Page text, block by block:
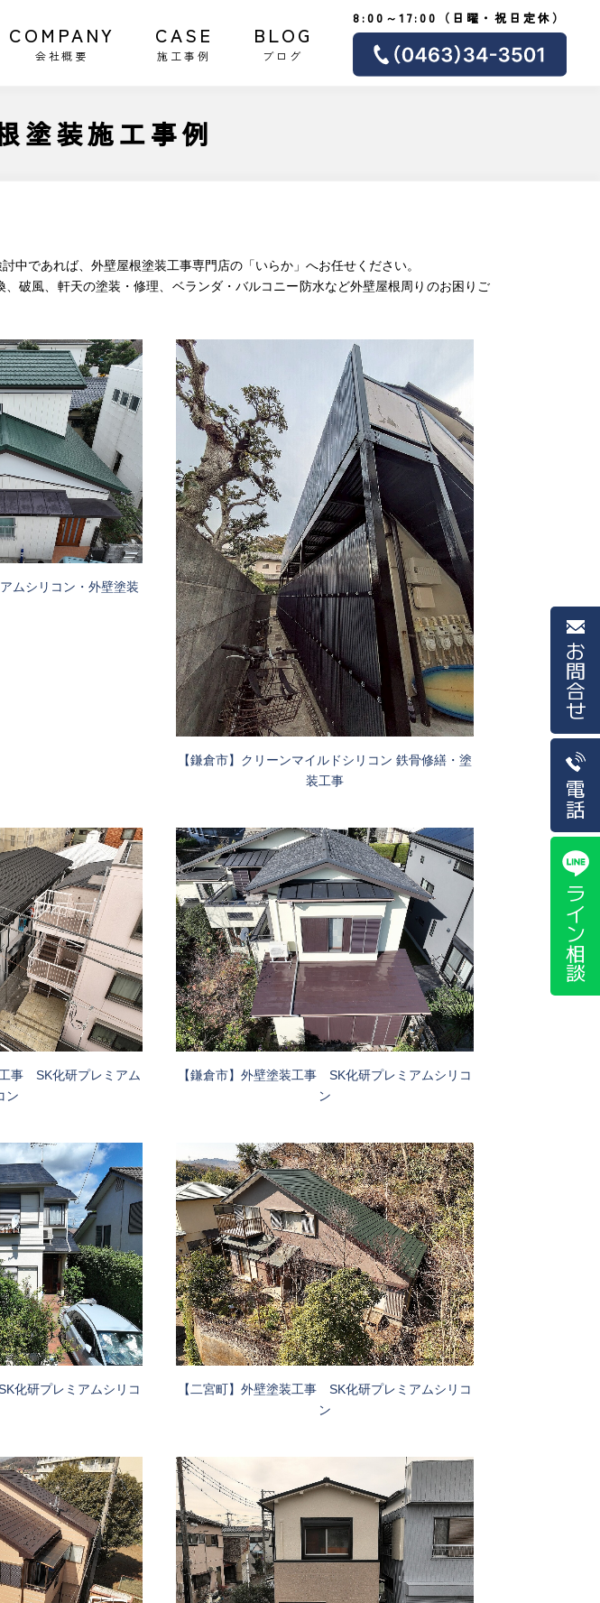
お問合せ
電話
ライン相談
COMPANY
会社概要
CASE
施工事例
BLOG
ブログ
8:00～17:00（日曜・祝日定休）
塗装施工事例
であれば、外壁屋根塗装工事専門店の「いらか」へお任せください。
破風、軒天の塗装・修理、ベランダ・バルコニー防水など外壁屋根周りのお困りご
ムシリコン・外壁塗装
【鎌倉市】クリーンマイルドシリコン 鉄骨修繕・塗
装工事
事 SK化研プレミアム
ン
【鎌倉市】外壁塗装工事 SK化研プレミアムシリコ
ン
化研プレミアムシリコ
【二宮町】外壁塗装工事 SK化研プレミアムシリコ
ン